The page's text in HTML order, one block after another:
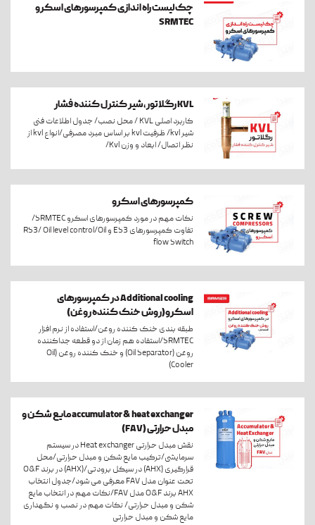
چک لیست راه اندازی کمپرسورهای اسکرو
SRMTEC
KVL رگلاتور،شیر کنترل کننده فشار
کاربرد اصلی KVL / محل نصب/ جدول اطلاعات فنی
شیر kvl/ ظرفیت kvl بر اساس مبرد مصرفی/انواع kvl از
نظر اتصال/ ابعاد و وزن Kvl/
کمپرسورهای اسکرو
نکات مهم در مورد کمپرسورهای اسکرو SRMTEC/
تفاوت کمپرسورهای ES3 و RS3/ Oil level control/Oil
flow Switch
Additional cooling در کمپرسورهای
اسکرو(روش خنک کننده روغن)
طبقه بندی خنک کننده روغن/استفاده از نرم افزار
SRMTEC/استفاده هم زمان از دو قطعه جداکننده
روغن (Oil Separator) و خنک کننده روغن (Oil
Cooler)
accumulator & heat exchanger مایع شکن و
مبدل حرارتی (FAV)
نقش مبدل حرارتی Heat exchanger در سیستم
سرمایشی/ترکیب مایع شکن و مبدل حرارتی/محل
قرارگیری (AHX) در سیکل برودتی/(AHX) در برند O&F
تحت عنوان مدل FAV معرفی می شود/جدول انتخاب
AHX برند O&F مدل FAV/نکات مهم در انتخاب مایع
شکن و مبدل حرارتی/ نکات مهم در نصب و نگهداری
مایع شکن و مبدل حرارتی